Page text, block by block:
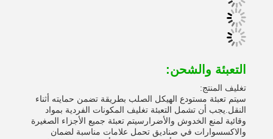
التعبئة والشحن:
تغليف المنتج:
سيتم تعبئة مستودع الهيكل الصلب بطريقة تضمن حمايته أثناء
النقل.يجب أن تشمل التعبئة تغليف المكونات الفردية بمواد
وقائية لمنع الخدوش والأضرارسيتم تعبئة جميع الأجزاء الصغيرة
والاكسسوارات في صناديق تحمل علامات مناسبة لضمان